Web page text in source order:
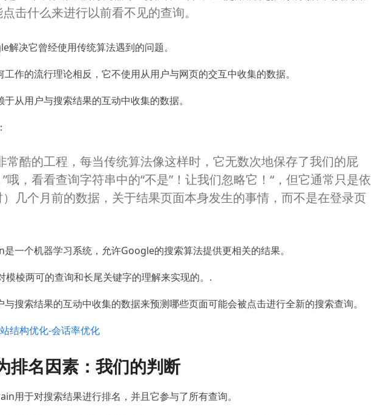
击什么来进行以前看不见的查询。
解决它曾经使用传统算法遇到的问题。
作的流行理论相反，它不使用从用户与网页的交互中收集的数据。
从用户与搜索结果的互动中收集的数据。
常酷的工程，每当传统算法像这样时，它无数次地保存了我们的屁
哦，看看查询字符串中的“不是”！ 让我们忽略它！“，但它通常只是依
几个月前的数据，关于结果页面本身发生的事情，而不是在登录页
一个机器学习系统，允许Google的搜索算法提供更相关的结果。
棱两可的查询和长尾关键字的理解来实现的。 .
搜索结果的互动中收集的数据来预测哪些页面可能会被点击进行全新的搜索查询。
结构优化-会话率优化
排名因素：我们的判断
用于对搜索结果进行排名，并且它参与了所有查询。